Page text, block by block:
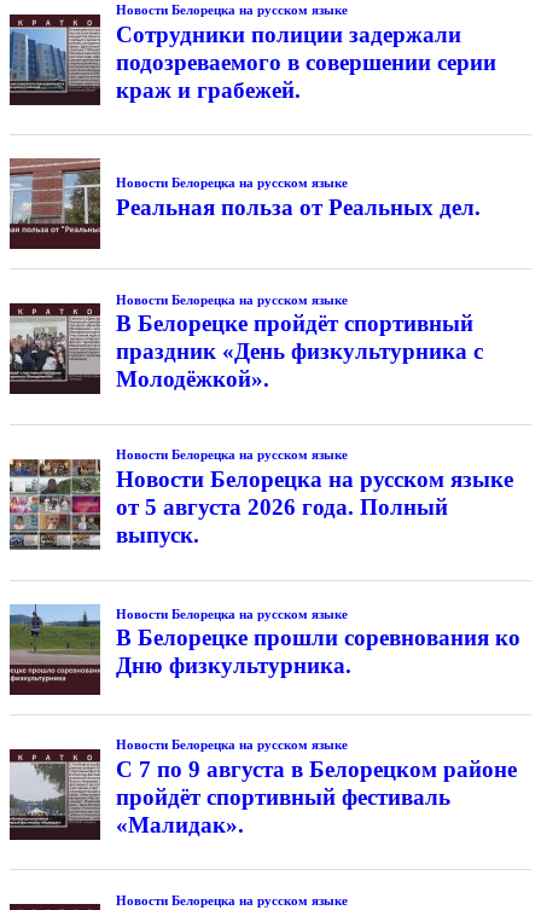
Новости Белорецка на русском языке
Сотрудники полиции задержали
подозреваемого в совершении серии
краж и грабежей.
Новости Белорецка на русском языке
Реальная польза от Реальных дел.
Новости Белорецка на русском языке
В Белорецке пройдёт спортивный
праздник «День физкультурника с
Молодёжкой».
Новости Белорецка на русском языке
Новости Белорецка на русском языке
от 5 августа 2026 года. Полный
выпуск.
Новости Белорецка на русском языке
В Белорецке прошли соревнования ко
Дню физкультурника.
Новости Белорецка на русском языке
С 7 по 9 августа в Белорецком районе
пройдёт спортивный фестиваль
«Малидак».
Новости Белорецка на русском языке